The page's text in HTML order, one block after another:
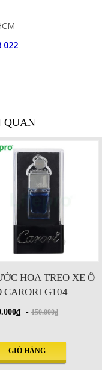
022
QUAN
HOA TREO XE Ô
CARORI G104
- 150.000₫
GIỎ HÀNG